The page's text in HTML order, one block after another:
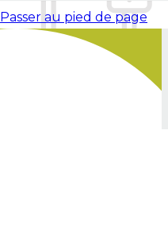
Passer au pied de page